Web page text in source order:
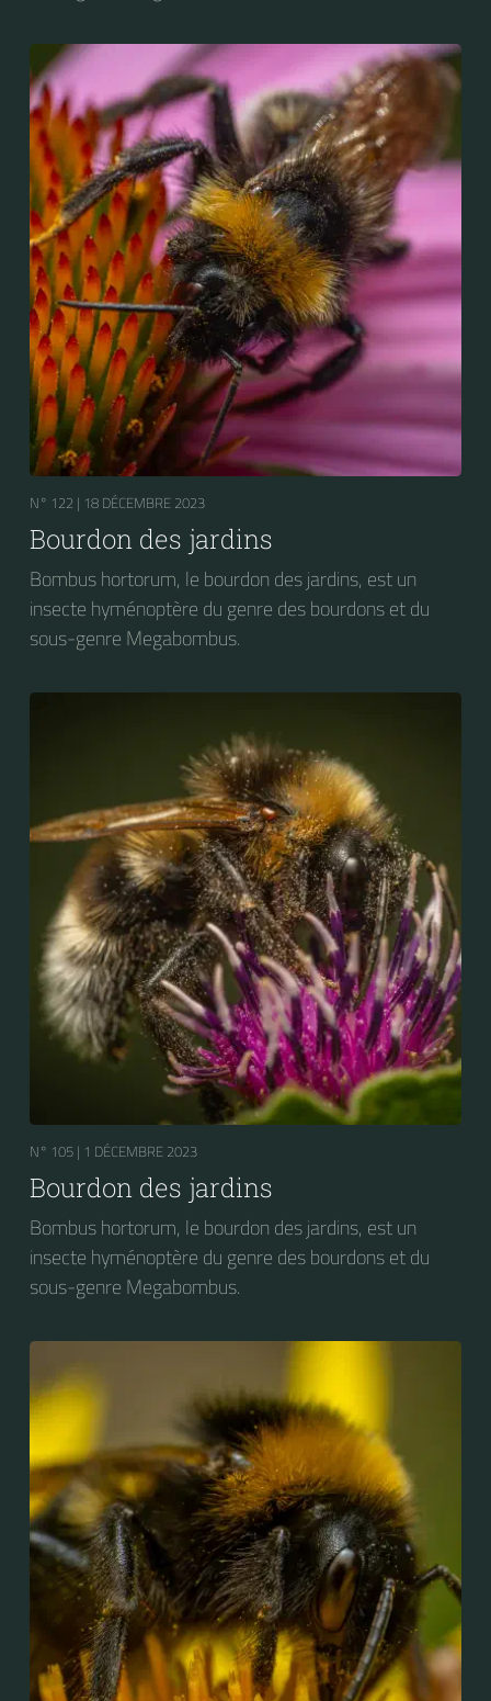
N° 122 | 18 DÉCEMBRE 2023
Bourdon des jardins
Bombus hortorum, le bourdon des jardins, est un
insecte hyménoptère du genre des bourdons et du
sous-genre Megabombus.
N° 105 | 1 DÉCEMBRE 2023
Bourdon des jardins
Bombus hortorum, le bourdon des jardins, est un
insecte hyménoptère du genre des bourdons et du
sous-genre Megabombus.